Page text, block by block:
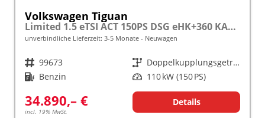
Volkswagen Tiguan
Limited 1.5 eTSI ACT 150PS DSG eHK+360 KAM+ACC+APP+LED PLUS+17" LM+KLIMA frei konfigurierbar!
unverbindliche Lieferzeit: 3-5 Monate Neuwagen
Fahrzeugnr. 99673 Getriebe
Doppelkupplungsgetriebe (DSG)
Kraftstoff Benzin Leistung 110 kW (150 PS)
34.890,– €
incl. 19% MwSt.
Details